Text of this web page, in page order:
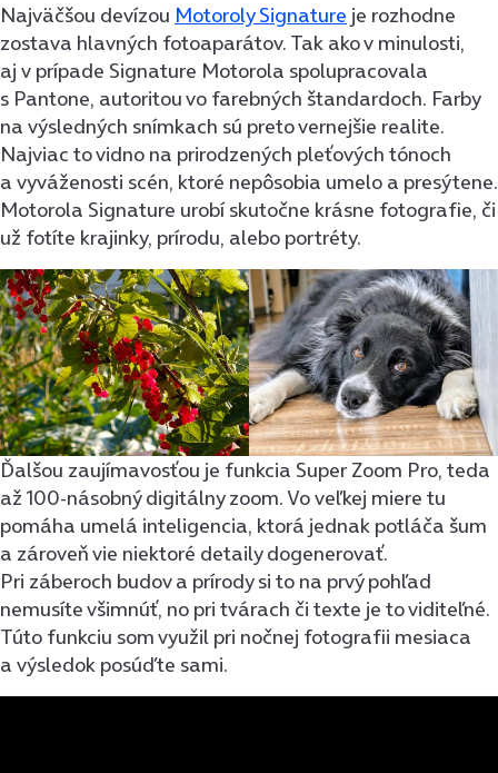
Najväčšou devízou Motoroly Signature je rozhodne
zostava hlavných fotoaparátov. Tak ako v minulosti,
aj v prípade Signature Motorola spolupracovala
s Pantone, autoritou vo farebných štandardoch. Farby
na výsledných snímkach sú preto vernejšie realite.
Najviac to vidno na prirodzených pleťových tónoch
a vyváženosti scén, ktoré nepôsobia umelo a presýtene.
Motorola Signature urobí skutočne krásne fotografie, či
už fotíte krajinky, prírodu, alebo portréty.
Ďalšou zaujímavosťou je funkcia Super Zoom Pro, teda
až 100-násobný digitálny zoom. Vo veľkej miere tu
pomáha umelá inteligencia, ktorá jednak potláča šum
a zároveň vie niektoré detaily dogenerovať.
Pri záberoch budov a prírody si to na prvý pohľad
nemusíte všimnúť, no pri tvárach či texte je to viditeľné.
Túto funkciu som využil pri nočnej fotografii mesiaca
a výsledok posúďte sami.